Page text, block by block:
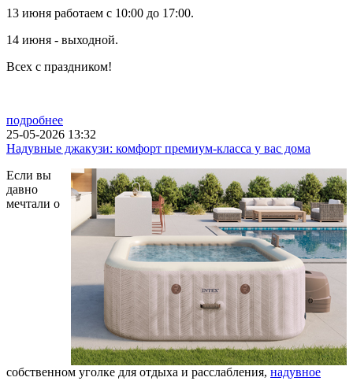
13 июня работаем с 10:00 до 17:00.
14 июня - выходной.
Всех с праздником!
подробнее
25-05-2026 13:32
Надувные джакузи: комфорт премиум-класса у вас дома
Если вы
давно
мечтали о
собственном уголке для отдыха и расслабления, надувное